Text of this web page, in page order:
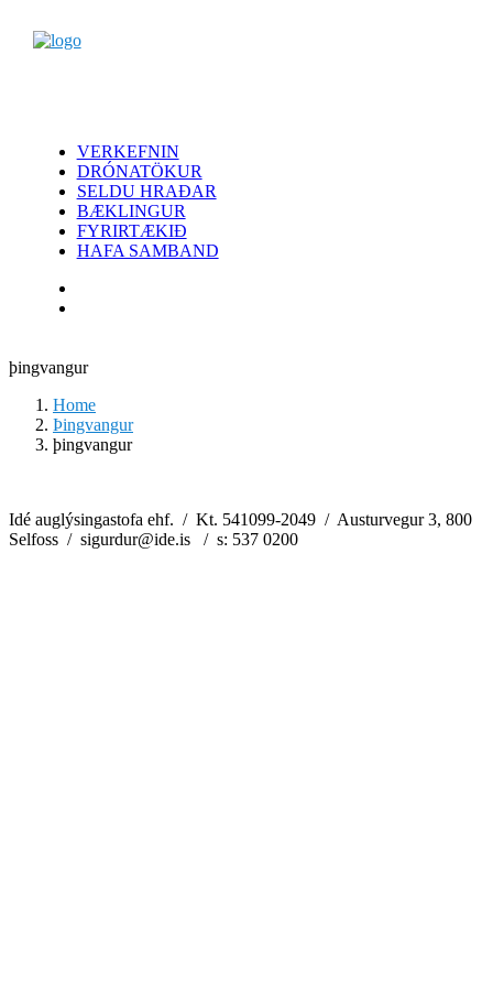
VERKEFNIN
DRÓNATÖKUR
SELDU HRAÐAR
BÆKLINGUR
FYRIRTÆKIÐ
HAFA SAMBAND
þingvangur
Home
Þingvangur
þingvangur
Idé auglýsingastofa ehf. / Kt. 541099-2049 / Austurvegur 3, 800
Selfoss / sigurdur@ide.is / s: 537 0200